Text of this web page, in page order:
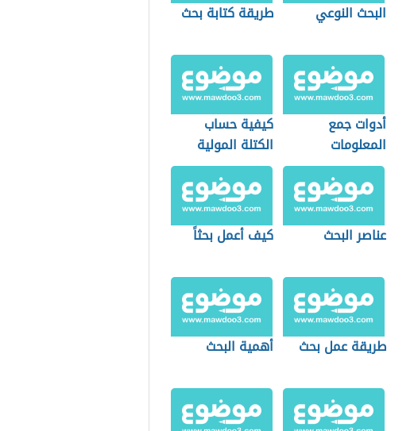
البحث النوعي طريقة كتابة بحث
أدوات جمع
المعلومات
كيفية حساب
الكتلة المولية
عناصر البحث كيف أعمل بحثاً
طريقة عمل بحث أهمية البحث